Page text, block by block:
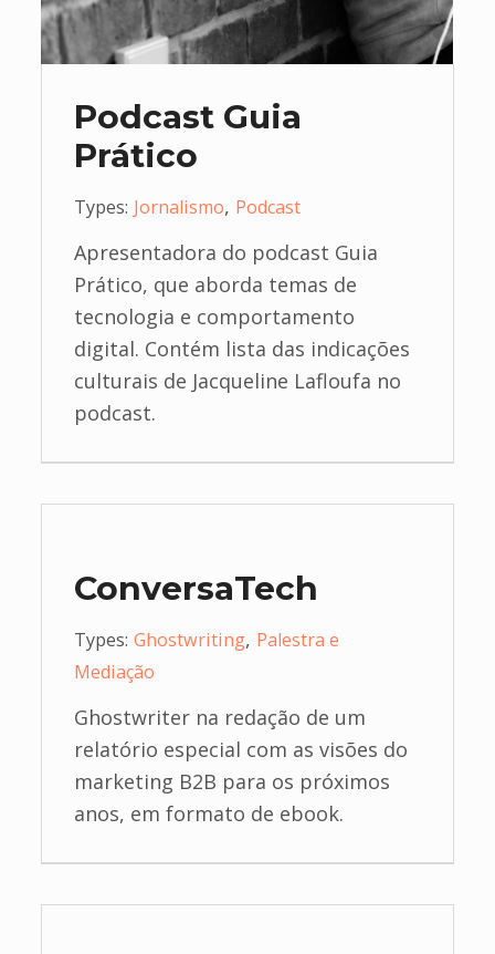
Podcast Guia
Prático
Types: Jornalismo, Podcast
Apresentadora do podcast Guia
Prático, que aborda temas de
tecnologia e comportamento
digital. Contém lista das indicações
culturais de Jacqueline Lafloufa no
podcast.
ConversaTech
Types: Ghostwriting, Palestra e
Mediação
Ghostwriter na redação de um
relatório especial com as visões do
marketing B2B para os próximos
anos, em formato de ebook.